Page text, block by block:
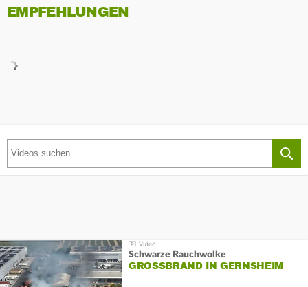
EMPFEHLUNGEN
Schwarze Rauchwolke
GROSSBRAND IN GERNSHEIM